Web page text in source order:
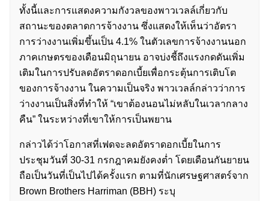
ทั้งนี้และการแสดงความกังวลของพาวเวลล์เกี่ยวกับ
สถานะของตลาดการจ้างงาน ซึ่งแสดงให้เห็นว่าอัตรา
การว่างงานเพิ่มขึ้นเป็น 4.1% ในตัวเลขการจ้างงานนอก
ภาคเกษตรของเดือนมิถุนายน อาจบ่งชี้ถึงแรงกดดันเพิ่ม
เติมในการปรับลดอัตราดอกเบี้ยเพื่อกระตุ้นการเติบโต
ของการจ้างงาน ในความเป็นจริง พาวเวลล์กล่าวว่าการ
ว่างงานเป็นสิ่งที่ทำให้ “เขาต้องนอนไม่หลับในเวลากลาง
คืน” ในระหว่างที่เขาให้การเป็นพยาน
กล่าวได้ว่าโอกาสที่เฟดจะลดอัตราดอกเบี้ยในการ
ประชุมวันที่ 30-31 กรกฎาคมยังคงต่ำ โดยเดือนกันยายน
ถือเป็นวันที่เป็นไปได้ครั้งแรก ตามที่นักเศรษฐศาสตร์จาก
Brown Brothers Harriman (BBH) ระบุ